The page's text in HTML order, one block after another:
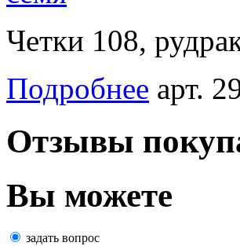
Четки 108,
Подробнее арт.
Отзывы
Вы можете
задать вопрос